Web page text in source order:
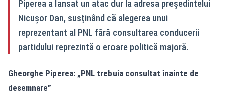
Piperea a lansat un atac dur la adresa președintelui
Nicușor Dan, susținând că alegerea unui
reprezentant al PNL fără consultarea conducerii
partidului reprezintă o eroare politică majoră.
Gheorghe Piperea: „PNL trebuia consultat înainte de
desemnare”